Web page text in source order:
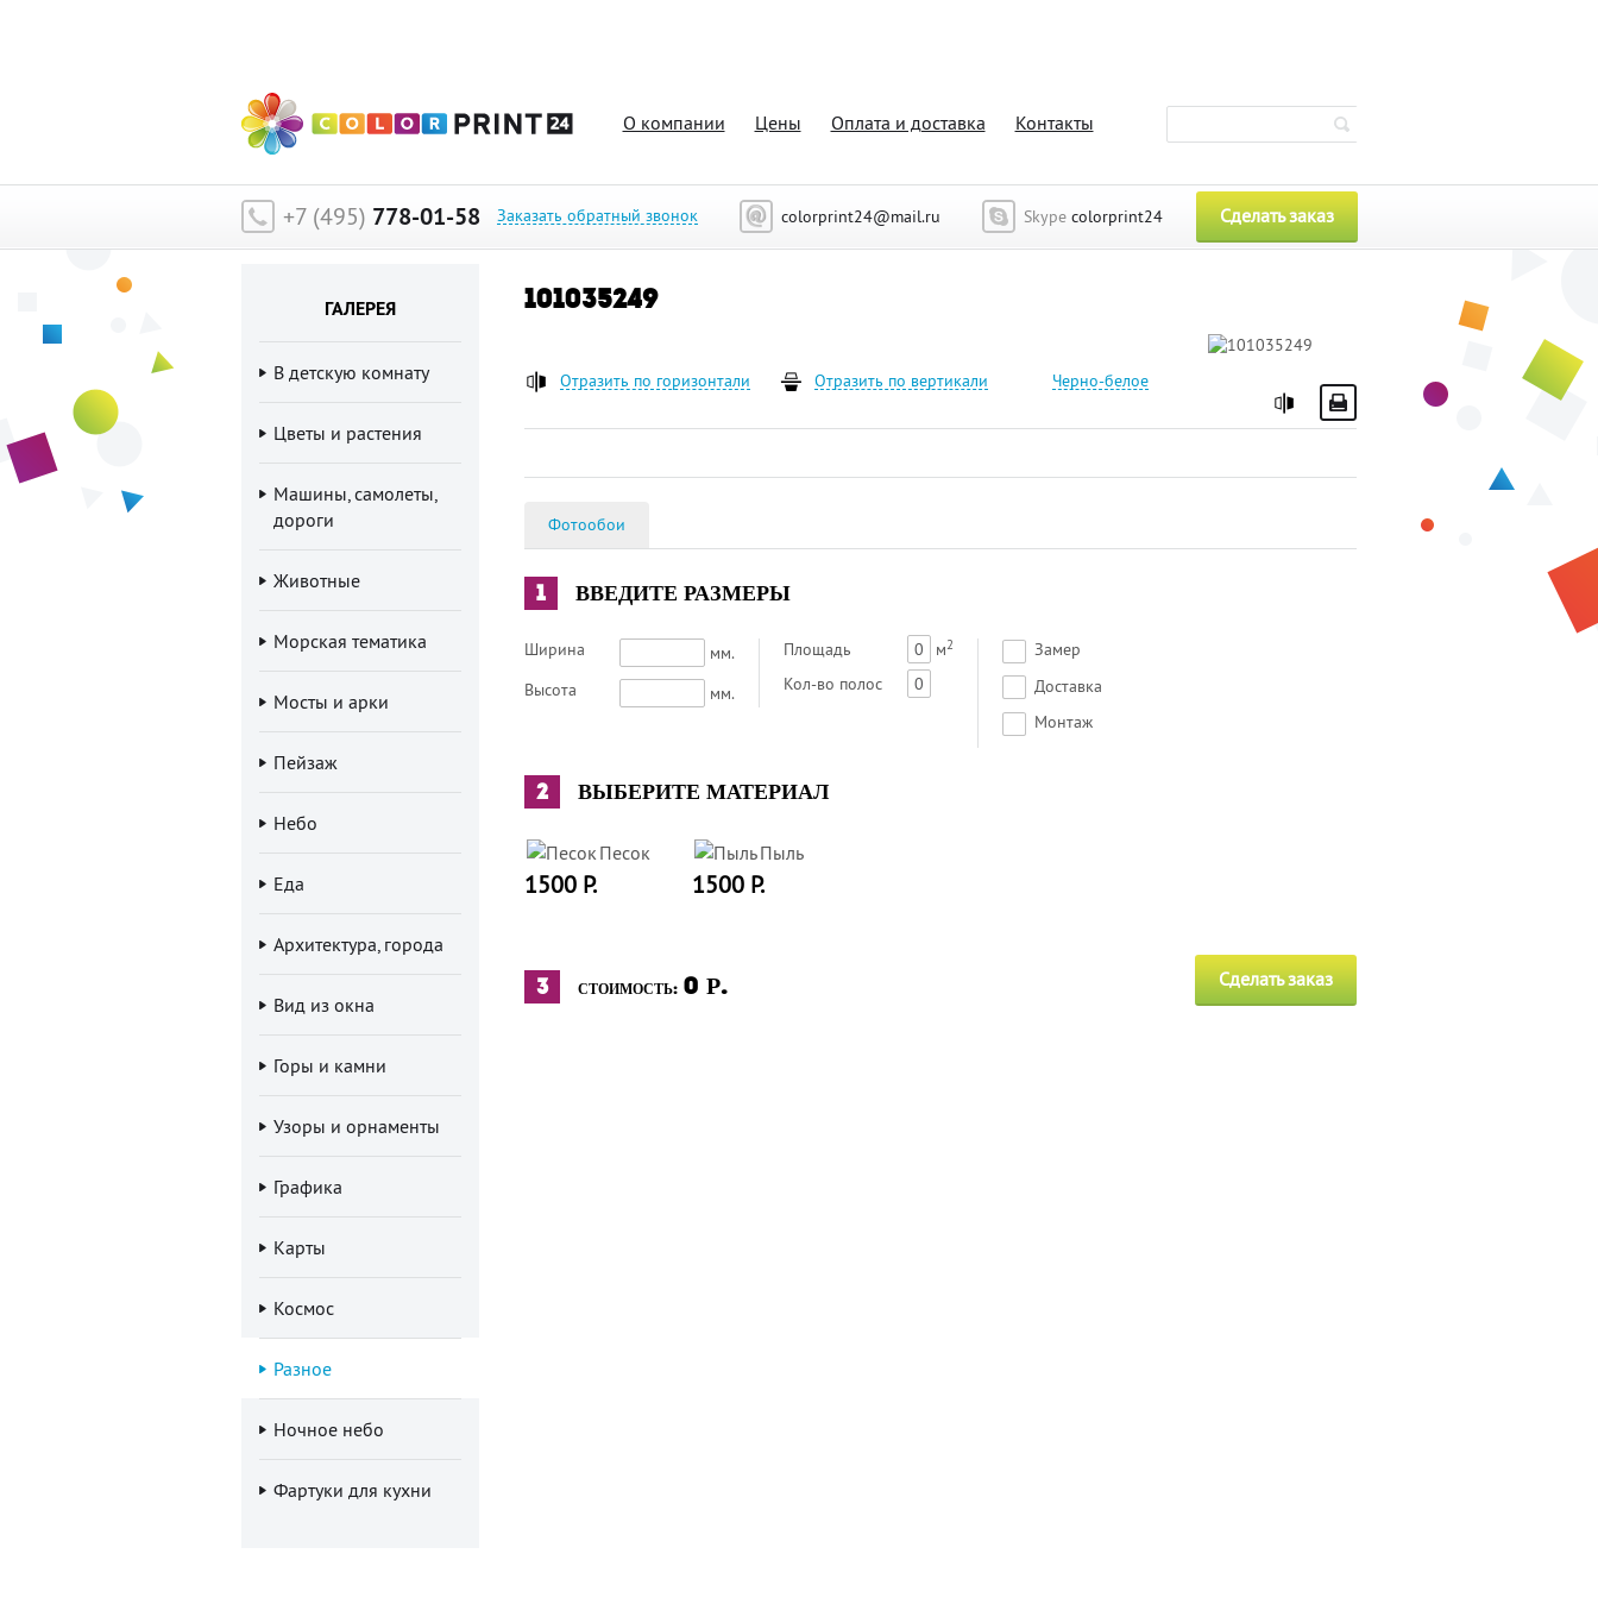
+7 (495) 778-01-58 Заказать обратный звонок colorprint24@mail.ru Skype colorprint24 Сделать заказ
О компании Цены Оплата и доставка Контакты
Главная
ГАЛЕРЕЯ
В детскую комнату
Цветы и растения
Машины, самолеты,
дороги
Животные
Морская тематика
Мосты и арки
Пейзаж
Небо
Еда
Архитектура, города
Вид из окна
Горы и камни
Узоры и орнаменты
Графика
Карты
Космос
Разное
Ночное небо
Фартуки для кухни
101035249
Отразить по горизонтали Отразить по вертикали Черно-белое
Фотообои
1 ВВЕДИТЕ РАЗМЕРЫ
Ширина
мм.
Высота
мм.
Площадь 0 м2
Кол-во полос 0
Замер
Доставка
Монтаж
2 ВЫБЕРИТЕ МАТЕРИАЛ
Песок
1500 Р.
Пыль
1500 Р.
3 СТОИМОСТЬ: 0 Р. Сделать заказ